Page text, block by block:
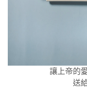
讓上帝的
送